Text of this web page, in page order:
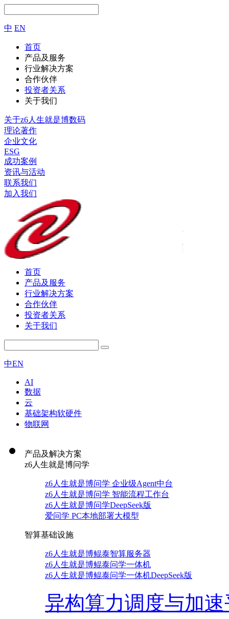
中 EN
首页
产品及服务
行业解决方案
合作伙伴
投资者关系
关于我们
关于z6人生就是博数码
理论著作
企业文化
ESG
成功案例
资讯与活动
联系我们
加入我们
首页
产品及服务
行业解决方案
合作伙伴
投资者关系
关于我们
中EN
AI
数据
云
基础架构软硬件
物联网
产品及解决方案
z6人生就是博问学
z6人生就是博问学 企业级Agent中台
z6人生就是博问学 智能流程工作台
z6人生就是博问学DeepSeek版
爱问学 PC本地部署大模型
智算基础设施
z6人生就是博鲲泰智算服务器
z6人生就是博鲲泰问学一体机
z6人生就是博鲲泰问学一体机DeepSeek版
异构算力调度与加